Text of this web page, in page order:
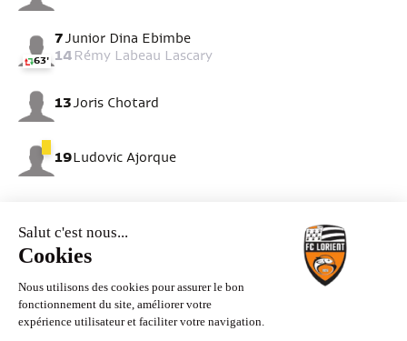
7Junior Dina Ebimbe
14 Rémy Labeau Lascary
63'
13Joris Chotard
19 Ludovic Ajorque
REMPLAÇANTS